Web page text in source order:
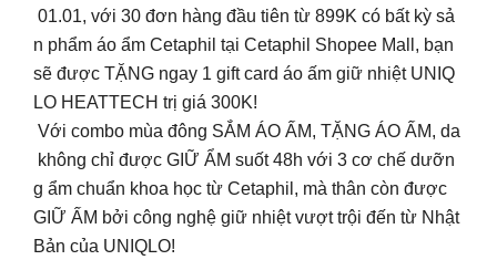
01.01, với 30 đơn hàng đầu tiên từ 899K có bất kỳ sả
n phẩm áo ẩm Cetaphil tại Cetaphil Shopee Mall, bạn
sẽ được TẶNG ngay 1 gift card áo ấm giữ nhiệt UNIQ
LO HEATTECH trị giá 300K!
Với combo mùa đông SẮM ÁO ẤM, TẶNG ÁO ẤM, da
không chỉ được GIỮ ẨM suốt 48h với 3 cơ chế dưỡn
g ẩm chuẩn khoa học từ Cetaphil, mà thân còn được
GIỮ ẤM bởi công nghệ giữ nhiệt vượt trội đến từ Nhật
Bản của UNIQLO!